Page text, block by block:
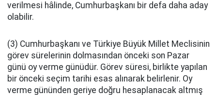
verilmesi hâlinde, Cumhurbaşkanı bir defa daha aday
olabilir.
(3) Cumhurbaşkanı ve Türkiye Büyük Millet Meclisinin
görev sürelerinin dolmasından önceki son Pazar
günü oy verme günüdür. Görev süresi, birlikte yapılan
bir önceki seçim tarihi esas alınarak belirlenir. Oy
verme gününden geriye doğru hesaplanacak altmış